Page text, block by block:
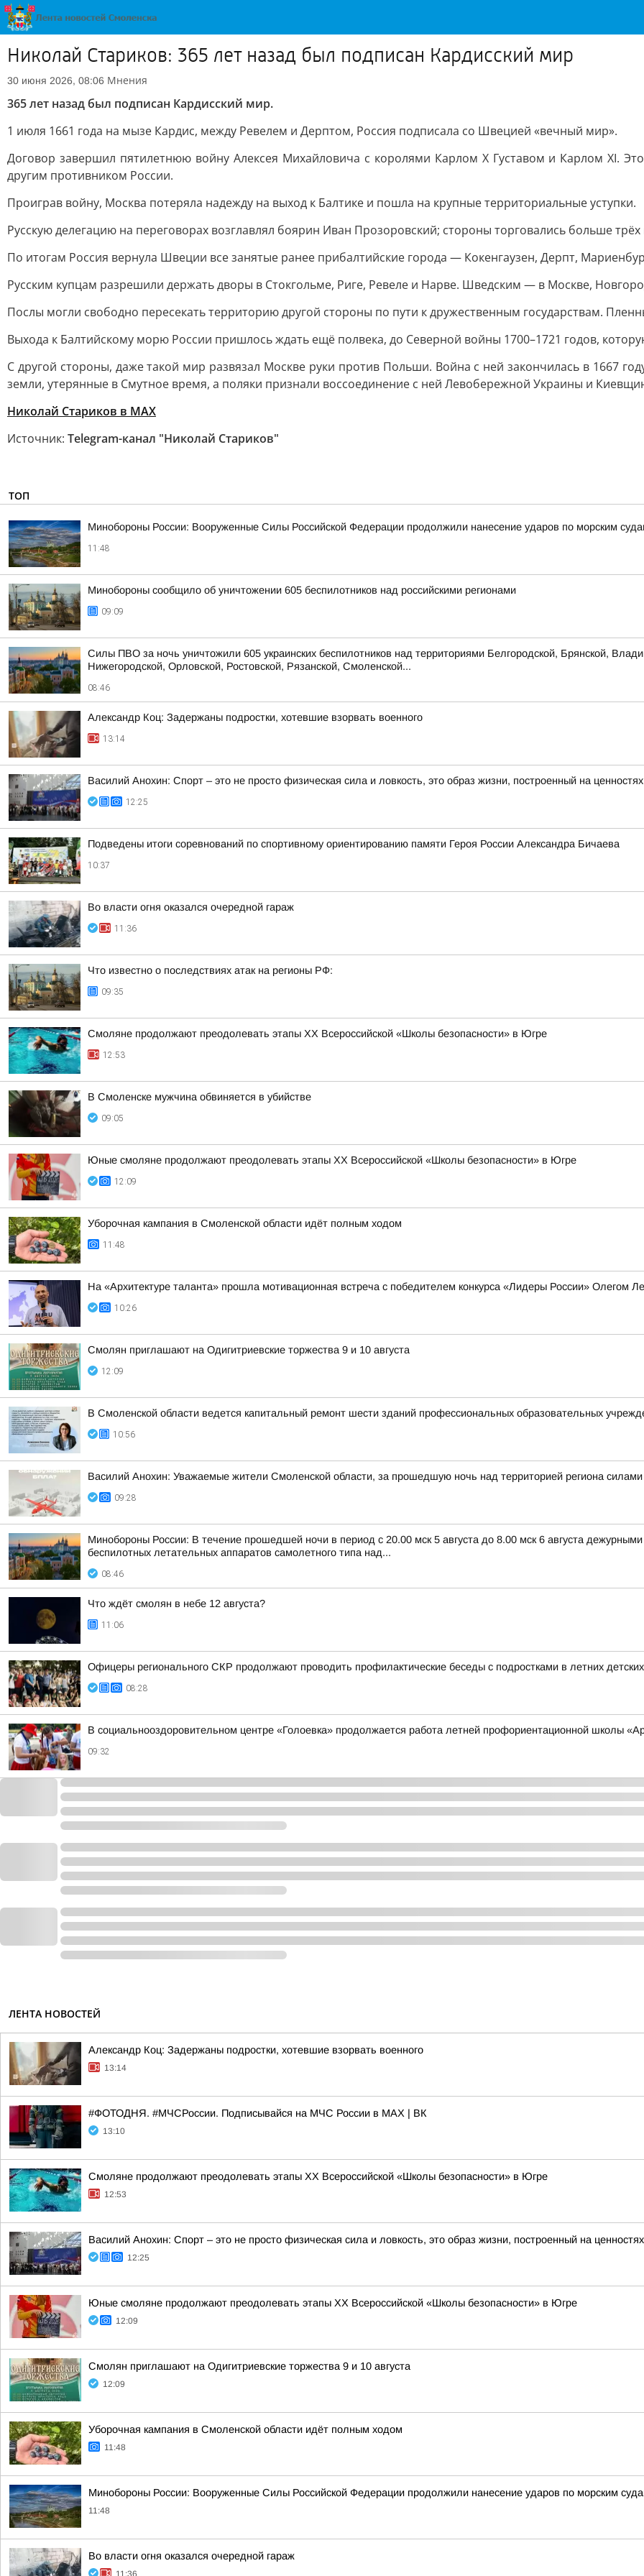
Николай Стариков: 365 лет назад был подписан Кардисский мир
30 июня 2026, 08:06 Мнения
365 лет назад был подписан Кардисский мир.
1 июля 1661 года на мызе Кардис, между Ревелем и Дерптом, Россия подписала со Швецией «вечный мир».
Договор завершил пятилетнюю войну Алексея Михайловича с королями Карлом X Густавом и Карлом XI.
другим противником России.
Проиграв войну, Москва потеряла надежду на выход к Балтике и пошла на крупные территориальные уступки.
Русскую делегацию на переговорах возглавлял боярин Иван Прозоровский; стороны торговались больше трёх
По итогам Россия вернула Швеции все занятые ранее прибалтийские города — Кокенгаузен, Дерпт,
Русским купцам разрешили держать дворы в Стокгольме, Риге, Ревеле и Нарве. Шведским — в Москве,
Послы могли свободно пересекать территорию другой стороны по пути к дружественным государствам.
Выхода к Балтийскому морю России пришлось ждать ещё полвека, до Северной войны 1700–1721 годов,
С другой стороны, даже такой мир развязал Москве руки против Польши. Война с ней закончилась в 1667
земли, утерянные в Смутное время, а поляки признали воссоединение с ней Левобережной Украины и
Николай Стариков в MAX
Источник: Telegram-канал "Николай Стариков"
ТОП
Минобороны России: Вооруженные Силы Российской Федерации продолжили нанесение ударов по морским
11:48
Минобороны сообщило об уничтожении 605 беспилотников над российскими регионами
09:09
Силы ПВО за ночь уничтожили 605 украинских беспилотников над территориями Белгородской, Брянской,
Нижегородской, Орловской, Ростовской, Рязанской, Смоленской...
08:46
Александр Коц: Задержаны подростки, хотевшие взорвать военного
13:14
Василий Анохин: Спорт – это не просто физическая сила и ловкость, это образ жизни, построенный на
12:25
Подведены итоги соревнований по спортивному ориентированию памяти Героя России Александра Бичаева
10:37
Во власти огня оказался очередной гараж
11:36
Что известно о последствиях атак на регионы РФ:
09:35
Смоляне продолжают преодолевать этапы XX Всероссийской «Школы безопасности» в Югре
12:53
В Смоленске мужчина обвиняется в убийстве
09:05
Юные смоляне продолжают преодолевать этапы XX Всероссийской «Школы безопасности» в Югре
12:09
Уборочная кампания в Смоленской области идёт полным ходом
11:48
На «Архитектуре таланта» прошла мотивационная встреча с победителем конкурса «Лидеры России» Олегом
10:26
Смолян приглашают на Одигитриевские торжества 9 и 10 августа
12:09
В Смоленской области ведется капитальный ремонт шести зданий профессиональных образовательных
10:56
Василий Анохин: Уважаемые жители Смоленской области, за прошедшую ночь над территорией региона
09:28
Минобороны России: В течение прошедшей ночи в период с 20.00 мск 5 августа до 8.00 мск 6 августа
беспилотных летательных аппаратов самолетного типа над...
08:46
Что ждёт смолян в небе 12 августа?
11:06
Офицеры регионального СКР продолжают проводить профилактические беседы с подростками в летних
08:28
В социальнооздоровительном центре «Голоевка» продолжается работа летней профориентационной школы
09:32
ЛЕНТА НОВОСТЕЙ
Александр Коц: Задержаны подростки, хотевшие взорвать военного
13:14
#ФОТОДНЯ. #МЧСРоссии. Подписывайся на МЧС России в MAX | ВК
13:10
Смоляне продолжают преодолевать этапы XX Всероссийской «Школы безопасности» в Югре
12:53
Василий Анохин: Спорт – это не просто физическая сила и ловкость, это образ жизни, построенный на
12:25
Юные смоляне продолжают преодолевать этапы XX Всероссийской «Школы безопасности» в Югре
12:09
Смолян приглашают на Одигитриевские торжества 9 и 10 августа
12:09
Уборочная кампания в Смоленской области идёт полным ходом
11:48
Минобороны России: Вооруженные Силы Российской Федерации продолжили нанесение ударов по морским
11:48
Во власти огня оказался очередной гараж
11:36